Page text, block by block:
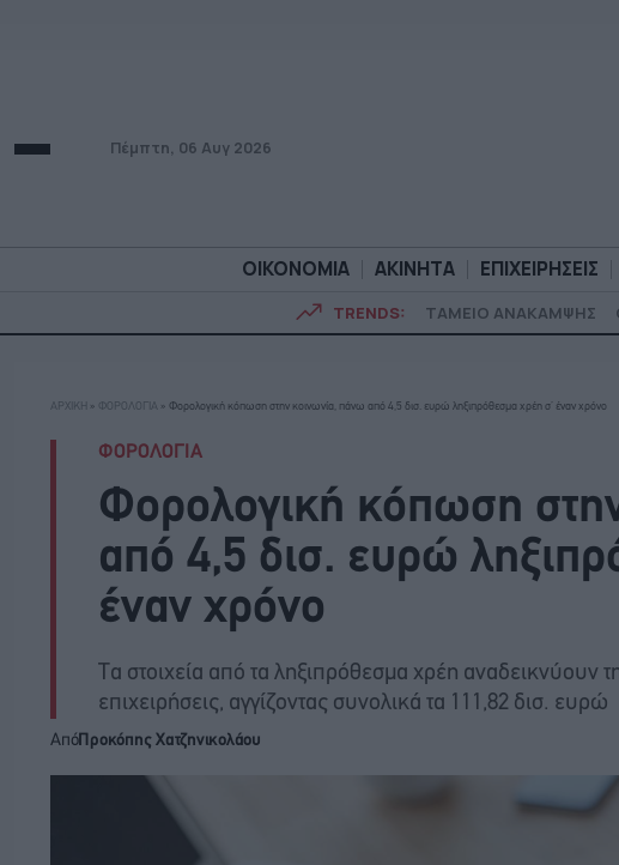
Πέμπτη, 06 Αυγ 2026
ΟΙΚΟΝΟΜΙΑ ΑΚΙΝΗΤΑ ΕΠΙΧΕΙΡΗΣΕΙΣ
TRENDS: ΤΑΜΕΙΟ ΑΝΑΚΑΜΨΗΣ
ΟΙΚΟΝΟΜΙΑ ΑΚΙΝΗΤΑ
ΑΡΧΙΚΗ » ΦΟΡΟΛΟΓΙΑ » Φορολογική κόπωση στην κοινωνία, πάνω από 4,5 δισ. ευρώ ληξιπρόθεσμα χρέη σ’ έναν χρόνο
ΦΟΡΟΛΟΓΙΑ
Φορολογική κόπωση
από 4,5 δισ. ευρώ
έναν χρόνο
Τα στοιχεία από τα ληξιπρόθεσμα χρέη αναδεικνύουν
επιχειρήσεις, αγγίζοντας συνολικά τα 111,82 δισ. ευρώ
ΑπόΠροκόπης Χατζηνικολάου